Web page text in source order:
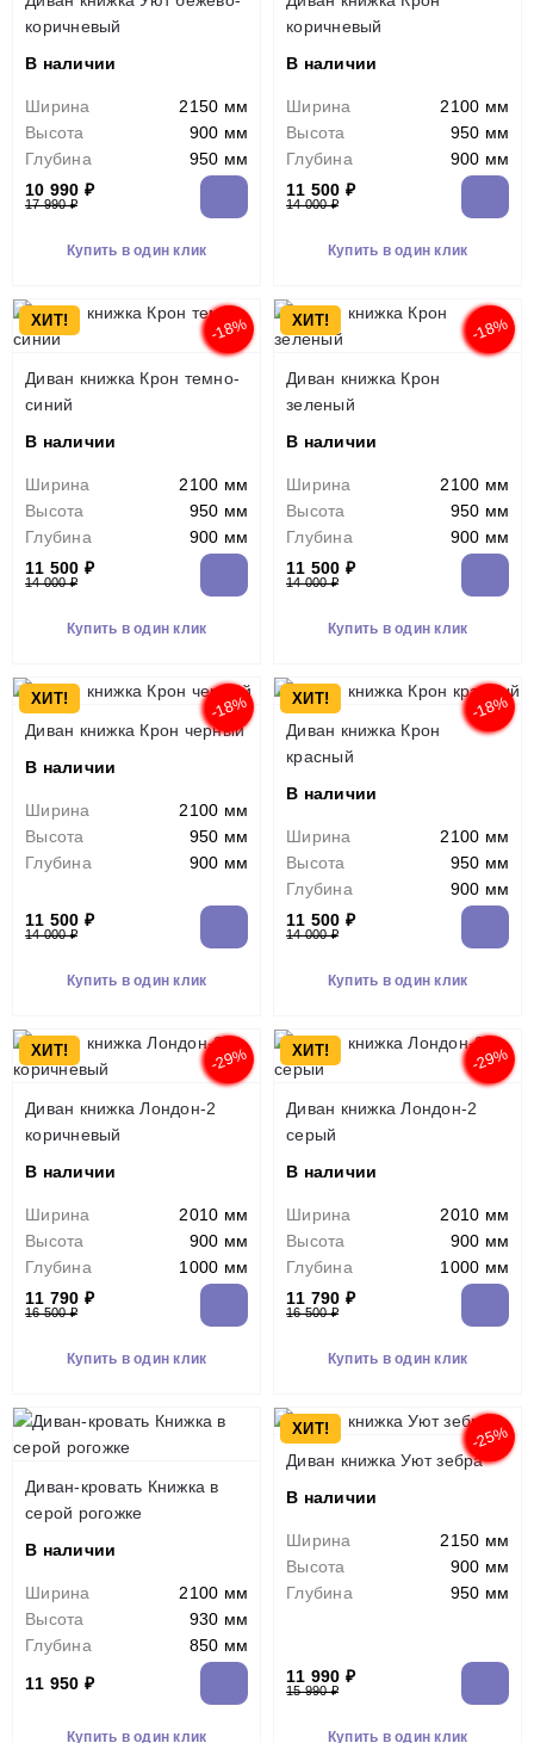
коричневый
В наличии
Ширина
2150 мм
Высота
900 мм
Глубина
950 мм
10 990 ₽
17 990 ₽
Купить в один клик
коричневый
В наличии
Ширина
2100 мм
Высота
950 мм
Глубина
900 мм
11 500 ₽
14 000 ₽
Купить в один клик
ХИТ! -18%
Диван книжка Крон темно-
синий
В наличии
Ширина
2100 мм
Высота
950 мм
Глубина
900 мм
11 500 ₽
14 000 ₽
Купить в один клик
ХИТ! -18%
Диван книжка Крон
зеленый
В наличии
Ширина
2100 мм
Высота
950 мм
Глубина
900 мм
11 500 ₽
14 000 ₽
Купить в один клик
ХИТ! -18%
Диван книжка Крон черный
В наличии
Ширина
2100 мм
Высота
950 мм
Глубина
900 мм
11 500 ₽
14 000 ₽
Купить в один клик
ХИТ! -18%
Диван книжка Крон
красный
В наличии
Ширина
2100 мм
Высота
950 мм
Глубина
900 мм
11 500 ₽
14 000 ₽
Купить в один клик
ХИТ! -29%
Диван книжка Лондон-2
коричневый
В наличии
Ширина
2010 мм
Высота
900 мм
Глубина
1000 мм
11 790 ₽
16 500 ₽
Купить в один клик
ХИТ! -29%
Диван книжка Лондон-2
серый
В наличии
Ширина
2010 мм
Высота
900 мм
Глубина
1000 мм
11 790 ₽
16 500 ₽
Купить в один клик
Диван-кровать Книжка в
серой рогожке
В наличии
Ширина
2100 мм
Высота
930 мм
Глубина
850 мм
11 950 ₽
Купить в один клик
ХИТ! -25%
Диван книжка Уют зебра
В наличии
Ширина
2150 мм
Высота
900 мм
Глубина
950 мм
11 990 ₽
15 990 ₽
Купить в один клик